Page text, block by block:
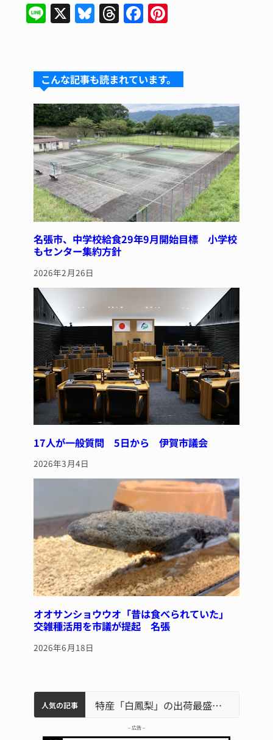
Li
n
X Bl
u
s
k
y
T
hr
a
d
s
F
a
e
b
o
o
k
re
st
こんな記事も読まれています。
名張市、中学校給食29年9月開始目標 小学校
もセンター集約方針
2026年2月26日
17人が一般質問 5日から 伊賀市議会
2026年3月4日
オオサンショウウオ「昔は食べられていた」
交雑種活用を市議が提起 名張
2026年6月18日
人気の記事
名張市水道料金47％値上げへ 答申案、審議会で大筋まとまる
中学校の陶壁モニュメント 地元建設会社がボランティアで清掃 伊賀名張市立病院のDMAT、熊本地震の被災地へ 能登以来3回目の派遣 特産「白鳳梨」の出荷最盛期 直売所にぎわう 伊賀
– 広告 –